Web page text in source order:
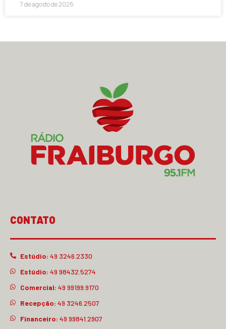
7 de agosto de 2026
CONTATO
Estúdio: 49 3246.2330
Estúdio: 49 98432.5274
Comercial: 49 99199.9170
Recepção: 49 3246.2507
Financeiro: 49 99841.2907